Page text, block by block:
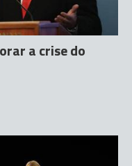
a crise do